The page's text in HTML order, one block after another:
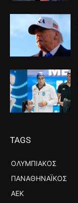
TAGS
ΟΛΥΜΠΙΑΚΌΣ
ΠΑΝΑΘΗΝΑΪΚΌΣ
ΑΕΚ